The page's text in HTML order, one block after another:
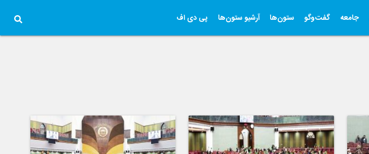
جامعه گفت‌وگو ستون‌ها آرشیو ستون‌ها پی دی اف